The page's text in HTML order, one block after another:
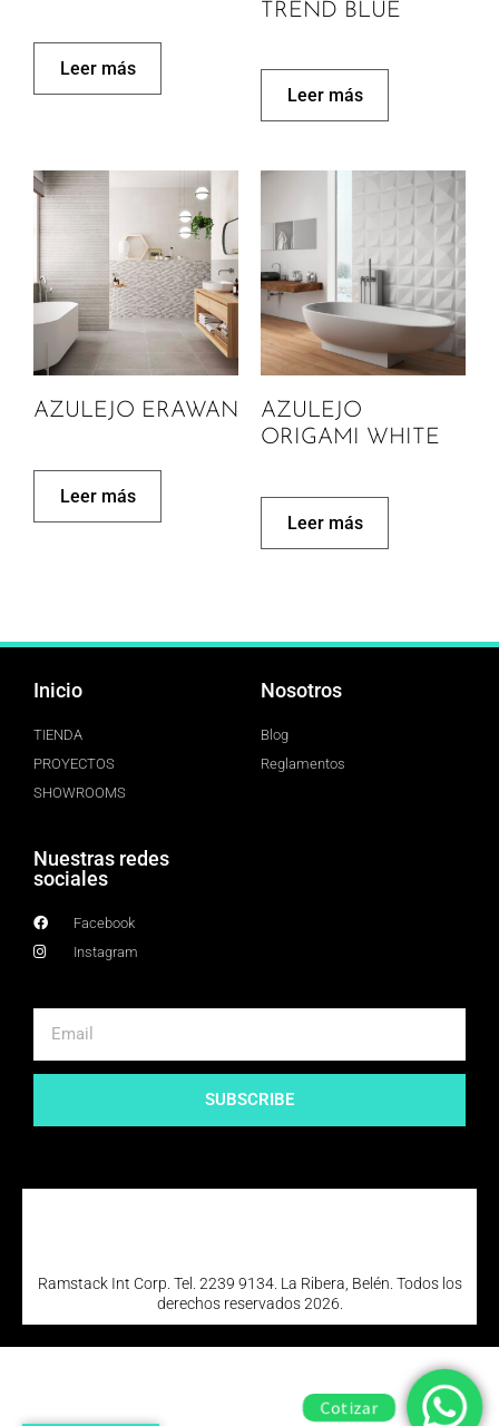
Leer más
TREND BLUE
Leer más
AZULEJO ERAWAN
Leer más
AZULEJO
ORIGAMI WHITE
Leer más
Inicio
TIENDA
PROYECTOS
SHOWROOMS
Nosotros
Blog
Reglamentos
Nuestras redes
sociales
Facebook
Instagram
SUBSCRIBE
Ramstack Int Corp. Tel. 2239 9134. La Ribera, Belén. Todos los
derechos reservados 2026.
Cotizar